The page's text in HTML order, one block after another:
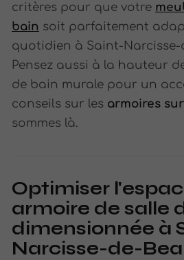
critères pour que votre
bain soit parfaitement
quotidien à Saint-Narcisse-
Pensez aussi à la hauteur
de bain murale pour un
conseils sur les armoires
sommes là.
Optimiser
armoire de salle
dimensionnée à
Narcisse-de-